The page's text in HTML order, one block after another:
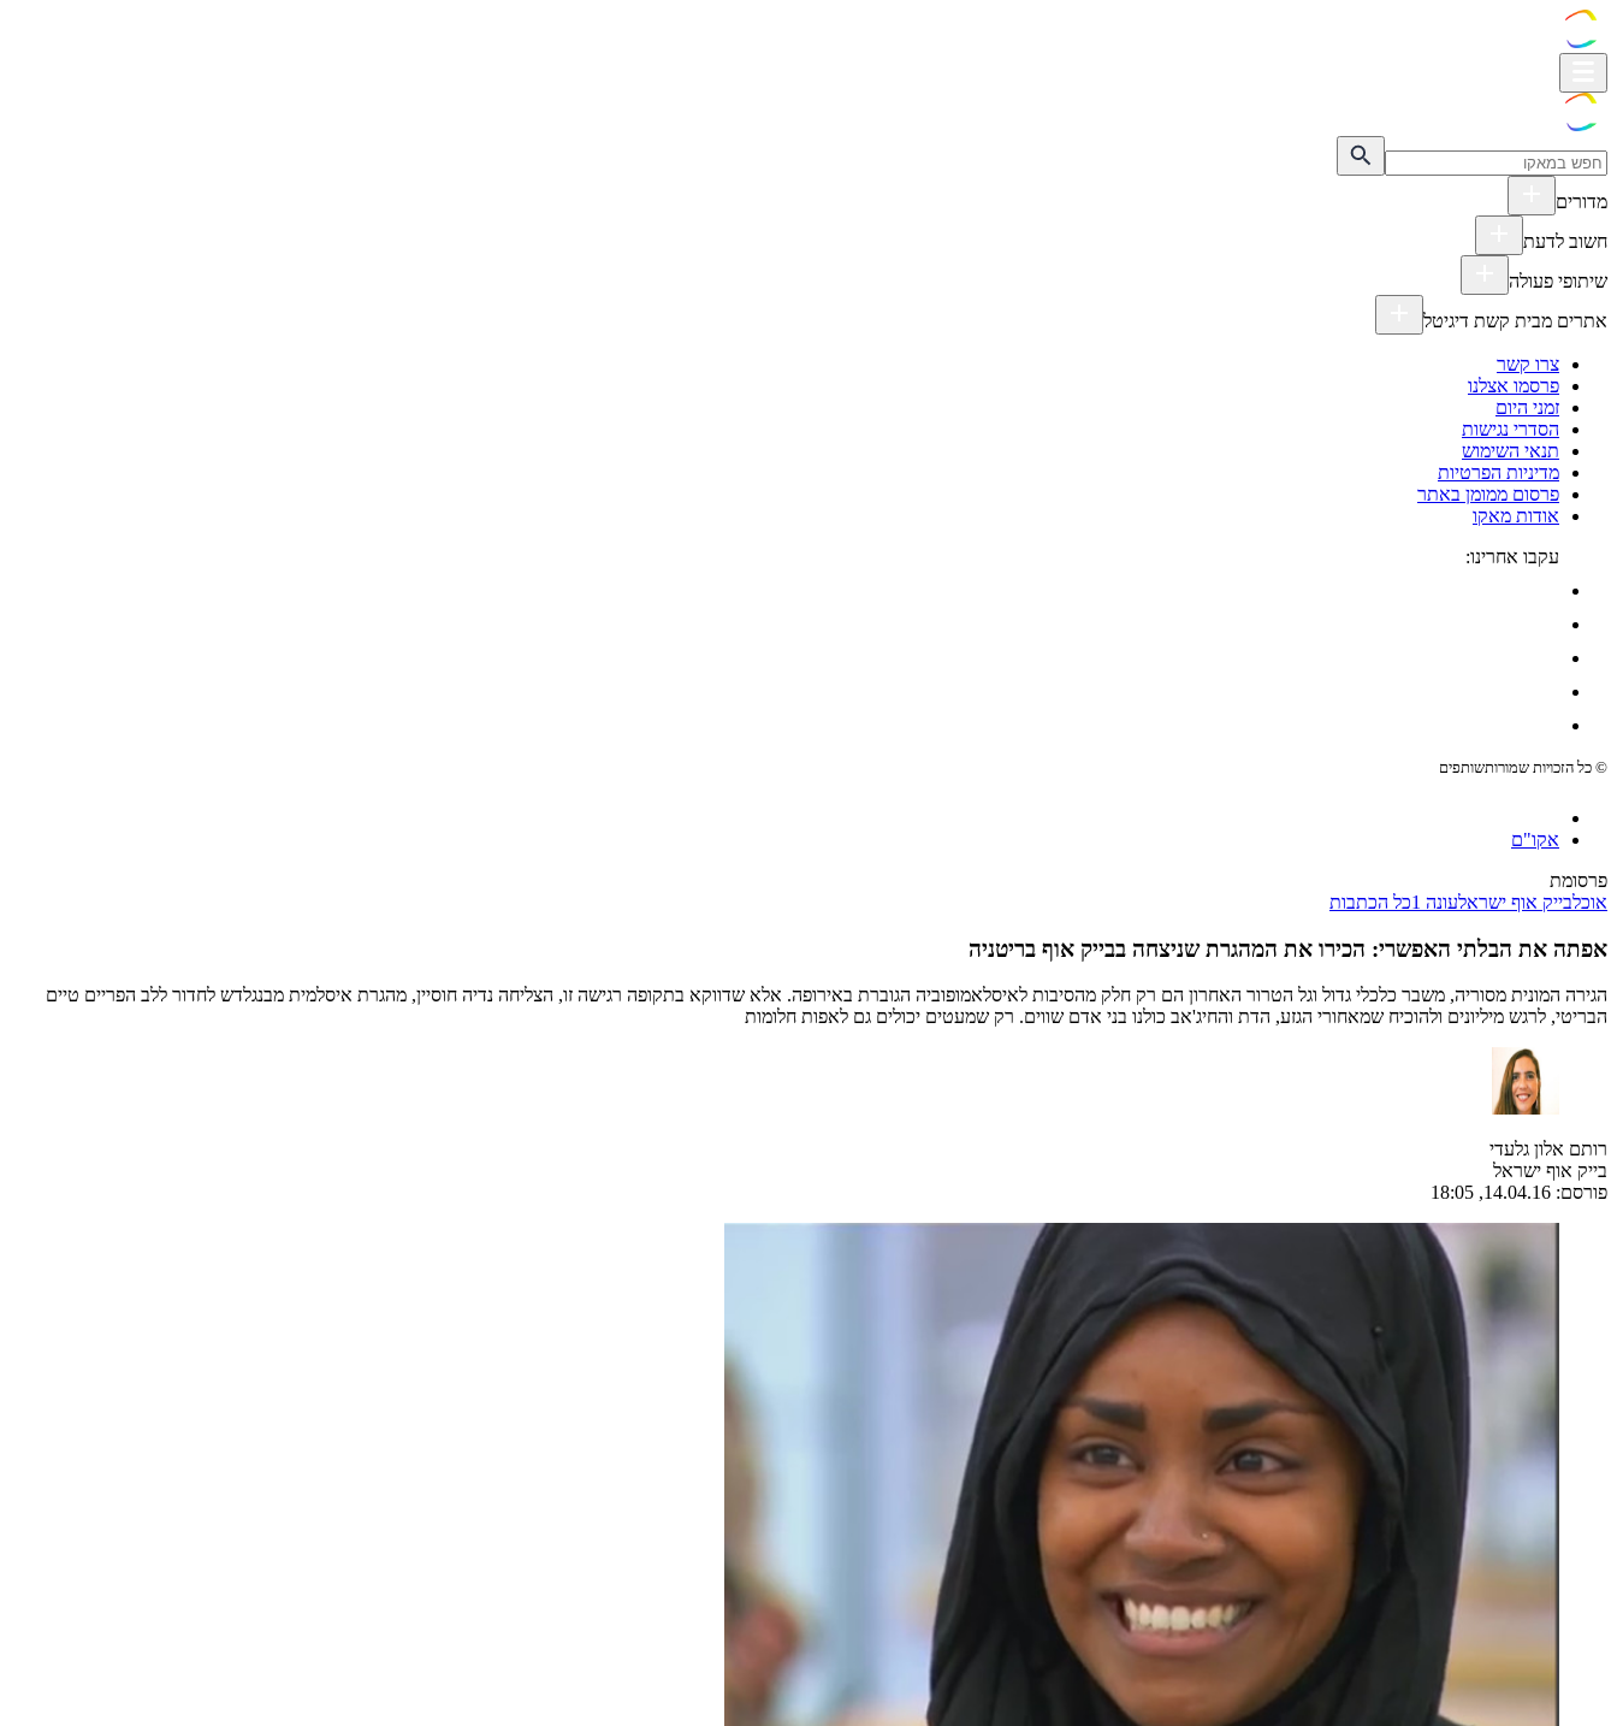
מדורים
חשוב לדעת
שיתופי פעולה
אתרים מבית קשת דיגיטל
צרו קשר
פרסמו אצלנו
זמני היום
הסדרי נגישות
תנאי השימוש
מדיניות הפרטיות
פרסום ממומן באתר
אודות מאקו
עקבו אחרינו:
© כל הזכויות שמורותשותפים
אקו"ם
פרסומת
אוכלבייק אוף ישראלעונה 1 כל הכתבות
אפתה את הבלתי האפשרי: הכירו את המהגרת שניצחה בבייק אוף בריטניה
הגירה המונית מסוריה, משבר כלכלי גדול וגל הטרור האחרון הם רק חלק מהסיבות לאיסלאמופוביה הגוברת באירופה. אלא שדווקא בתקופה רגישה זו, הצליחה נדיה חוסיין, מהגרת איסלמית מבנגלדש לחדור ללב הפריים טיים
הבריטי, לרגש מיליונים ולהוכיח שמאחורי הגזע, הדת והחיג'אב כולנו בני אדם שווים. רק שמעטים יכולים גם לאפות חלומות
רותם אלון גלעדי
בייק אוף ישראל
פורסם: 14.04.16, 18:05